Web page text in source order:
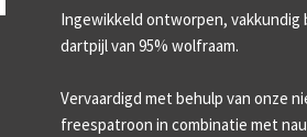
Ingewikkeld ontworpen,
dartpijl van 95% wolfraam.
Vervaardigd met behulp van onze
freespatroon in combinatie met